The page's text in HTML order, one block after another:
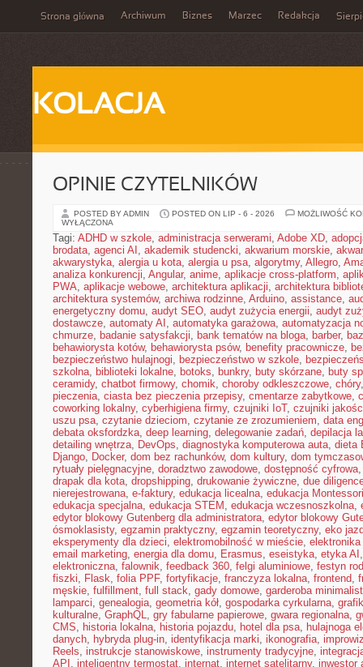
Strona główna Archiwum Biznes Marzec Redakcja
KOLACJA
OPINIE CZYTELNIKÓW
POSTED BY ADMIN POSTED ON LIP - 6 - 2026
MOŻLIWOŚĆ
WYŁĄCZONA
Tagi: ADHD w szkole, administracja serwerami, Adobe XD,
brodata, agenci AI , akademik studencki, akwarium morskie,
akwarystyka, alergia u kota, alergia u psa, algorytmy, Allegro,
analiza konkurencji, Angular, anime, aplikacje cross-platform,
PWA, aplikacje webowe, architektura aplikacji, architektura
architektura systemów, archiwa rodzinne, Arduino, assistance,
energetyczny domu, audyt SEO, audyt zużycia energii, audyt
dostawcze, automaty AI , automatyka garażowa, automatyzacja
chmurze, badanie satysfakcji, bank tematów na bloga, barber,
behawiorysta kotów, behawiorysta psów, benefity pracownicze,
bezpieczeństwo hulajnogi, bezpieczeństwo w szkole,
szkolna, biblioteki lokalne, botoks, bunkry, buty skórzane, buty
ceramidy, chatbot firmowy, chomik, choroby odkleszczowe, chóry
pieczenia, ciasta bez pieczenia przepisy, cmentarze zabytkowe,
coworking lokalny, cyberhigiena firmy, czujniki IoT, czujniki
uszu psa, czytanie dzieciom, czytanie ze zrozumieniem, data
debata oksfordzka, deep learning, delegowanie zadań, depilacja
detailing wnętrza, DevOps, diagnostyka komputerowa auta, dieta
Django, Docker, dom bez rachunków, dom kultury, dom
rytuały pielęgnacyjne, doradztwo zawodowe, dostępność cyfrowa
drapak dla kota, dropshipping, drukowanie żywiczne, due
nierejestrowana, e-faktury, edukacja licealna, edukacja Montessori
edukacja specjalna, edukacja STEM , edukacja wczesnoszkolna,
edytor blokowy Gutenberg dla administratora, edytor blokowy
ósmoklasisty, egzamin praktyczny, egzamin teoretyczny, eko
eksperymenty dla dzieci, elektromobilność w mieście, elektronika
email marketing, energia dla domu, Erasmus, eseistyka, etyka AI
elektroniczna, falownik, feedback 360, felgi aluminiowe, festyn
fiszki, Flask, folia PPF, fortyfikacje, franczyza lokalna, frontend,
męskie, fulfillment, full stack, gady domowe, garderoba
lamparci, genealogia, geometria kół, gospodarka cyrkularna,
kulturalne, GraphQL, gry fabularne papierowe, gwara regionalna,
CMS, historia lokalna, historia pojazdu, hotel dla psa, hulajnoga
danych, hybryda plug-in, identyfikacja marki, ikonografia,
Reels, instrukcje stanowiskowe, instrumenty tradycyjne,
API , inteligentny termostat, internat, internet satelitarny, inwestor